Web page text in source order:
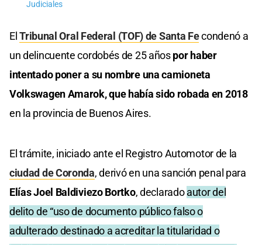
Judiciales
ElTribunal Oral Federal (TOF) de Santa Fecondenó a
un delincuente cordobés de 25 añospor haber
intentado poner a su nombre una camioneta
Volkswagen Amarok, que había sido robada en 2018
en la provincia de Buenos Aires.
El trámite, iniciado ante el Registro Automotor de la
ciudad de Coronda, derivó en una sanción penal para
Elías Joel Baldiviezo Bortko, declaradoautor del
delito de “uso de documento público falso o
adulterado destinado a acreditar la titularidad o